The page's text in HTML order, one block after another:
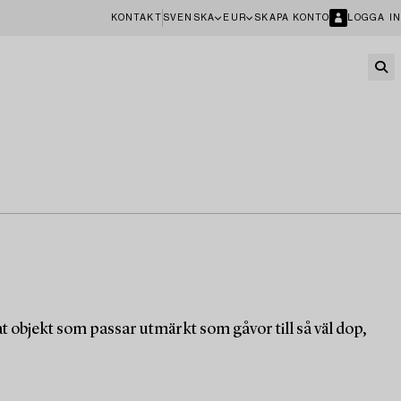
KONTAKT SVENSKA EUR SKAPA KONTO LOGGA IN
som passar utmärkt som gåvor till så väl dop,